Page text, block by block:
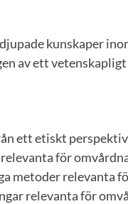
kunskaper
av ett
ett etiskt
för
metoder relevanta
relevanta för